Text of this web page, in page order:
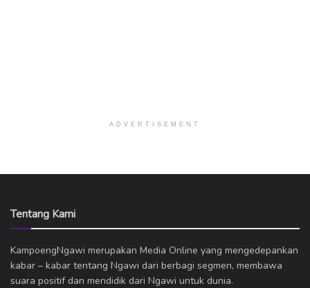
ADVERTISEMENT
Tentang Kami
KampoengNgawi merupakan Media Online yang mengedepankan
kabar – kabar tentang Ngawi dari berbagi segmen, membawa
suara positif dan mendidik dari Ngawi untuk dunia.